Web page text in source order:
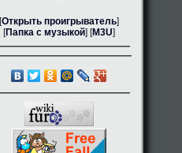
[Открыть проигрыватель]
[Папка с музыкой] [M3U]